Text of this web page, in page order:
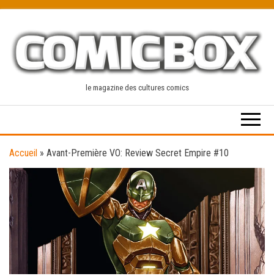
content
le magazine des cultures comics
Accueil » Avant-Première VO: Review Secret Empire #10